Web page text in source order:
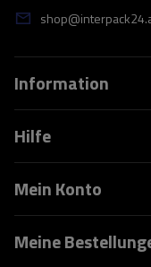
Information
Hilfe
Mein Konto
Meine